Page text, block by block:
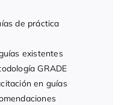
de práctica
existentes
GRADE
en guías